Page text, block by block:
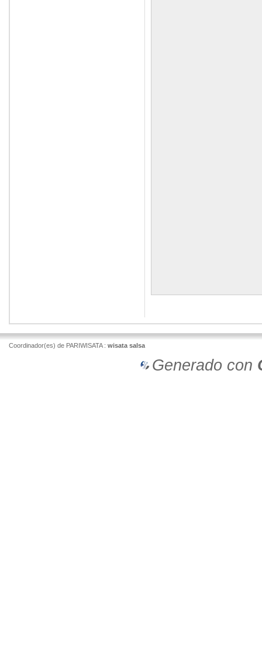
Coordinador(es) de PARIWISATA : wisata salsa
Generado con